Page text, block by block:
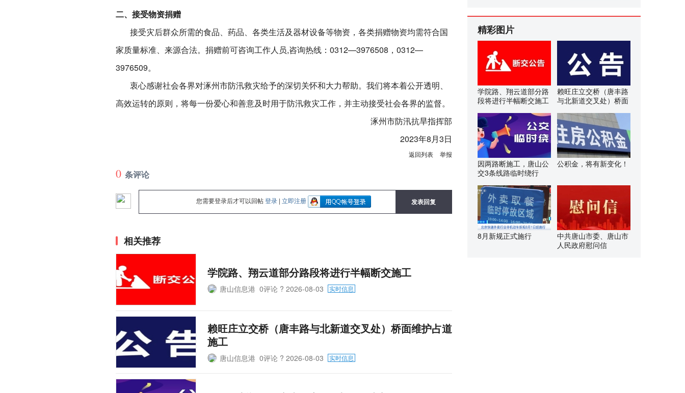
二、接受物资捐赠
接受灾后群众所需的食品、药品、各类生活及器材设备等物资，各类捐赠物资均需符合国
家质量标准、来源合法。捐赠前可咨询工作人员,咨询热线：0312—3976508，0312—
3976509。
衷心感谢社会各界对涿州市防汛救灾给予的深切关怀和大力帮助。我们将本着公开透明、
高效运转的原则，将每一份爱心和善意及时用于防汛救灾工作，并主动接受社会各界的监督。
涿州市防汛抗旱指挥部
2023年8月3日
返回列表 举报
0 条评论
您需要登录后才可以回帖登录 | 立即注册 发表回复
相关推荐
学院路、翔云道部分路段将进行半幅断交施工
唐山信息港 0评论 ? 2026-08-03 实时信息
赖旺庄立交桥（唐丰路与北新道交叉处）桥面维护占道
施工
唐山信息港 0评论 ? 2026-08-03 实时信息
精彩图片
学院路、翔云道部分路
段将进行半幅断交施工
赖旺庄立交桥（唐丰路
与北新道交叉处）桥面
因两路断施工，唐山公
交3条线路临时绕行
公积金，将有新变化！
8月新规正式施行
中共唐山市委、唐山市
人民政府慰问信